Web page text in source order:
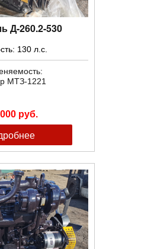
Д-260.2-530
130 л.с.
МТЗ-1221
руб.